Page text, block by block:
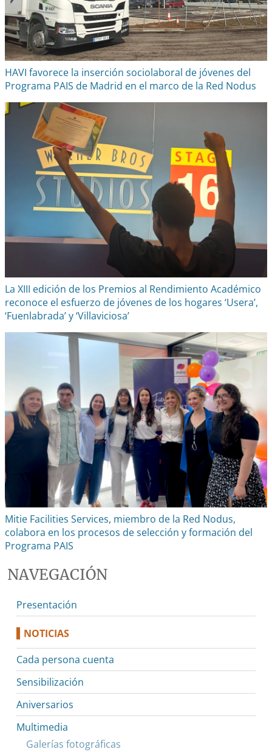
HAVI favorece la inserción sociolaboral de jóvenes del
Programa PAIS de Madrid en el marco de la Red Nodus
La XIII edición de los Premios al Rendimiento Académico
reconoce el esfuerzo de jóvenes de los hogares ‘Usera’,
‘Fuenlabrada’ y ‘Villaviciosa’
Mitie Facilities Services, miembro de la Red Nodus,
colabora en los procesos de selección y formación del
Programa PAIS
NAVEGACIÓN
Presentación
NOTICIAS
Cada persona cuenta
Sensibilización
Aniversarios
Multimedia
Galerías fotográficas